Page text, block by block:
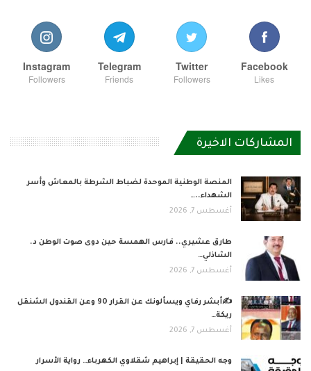
Facebook
Likes
Twitter
Followers
Telegram
Friends
Instagram
Followers
المشاركات الاخيرة
المنصة الوطنية الموحدة لضباط الشرطة بالمعاش وأسر
الشهداء..…
أغسطس 7, 2026
طارق عشيري.. فارس الهمسة حين دوى صوت الوطن د.
الشاذلي…
أغسطس 7, 2026
✍️أبشر رفاي ويسألونك عن القرار 90 وعن القندول الشنقل
ريكة…
أغسطس 7, 2026
وجه الحقيقة | إبراهيم شقلاوي الكهرباء… رواية الأسرار